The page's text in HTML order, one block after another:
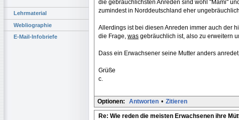
Lehrmaterial
Webliographie
E-Mail-Infobriefe
die gebräuchlichsten Anreden sind wohl "Mami"
zumindest in Norddeutschland eher ungebräuchlich.
Allerdings ist bei diesen Anreden immer auch der
die Frage, was gebräuchlich ist, also zu erweitern
Dass ein Erwachsener seine Mutter anders
Grüße
c.
Optionen: Antworten • Zitieren
Re: Wie reden die meisten Erwachsenen ihre